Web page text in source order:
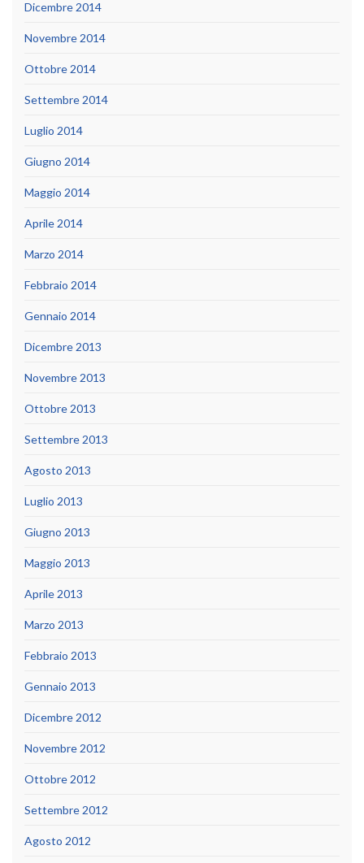
Dicembre 2014
Novembre 2014
Ottobre 2014
Settembre 2014
Luglio 2014
Giugno 2014
Maggio 2014
Aprile 2014
Marzo 2014
Febbraio 2014
Gennaio 2014
Dicembre 2013
Novembre 2013
Ottobre 2013
Settembre 2013
Agosto 2013
Luglio 2013
Giugno 2013
Maggio 2013
Aprile 2013
Marzo 2013
Febbraio 2013
Gennaio 2013
Dicembre 2012
Novembre 2012
Ottobre 2012
Settembre 2012
Agosto 2012